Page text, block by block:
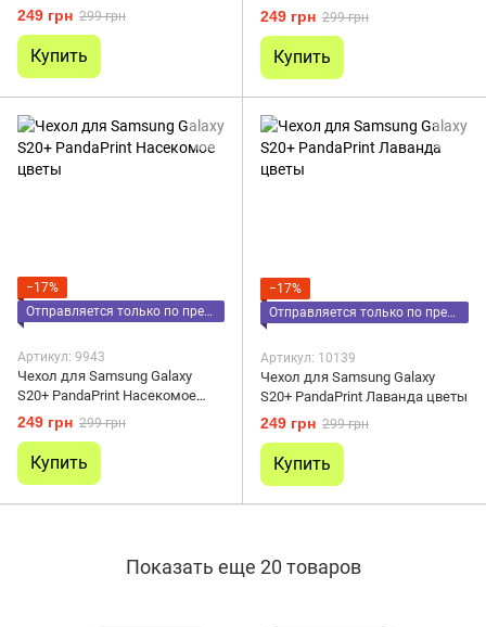
249 грн 299 грн
Купить
лист цветы
249 грн 299 грн
Купить
−17%
Отправляется только по предоплате
Артикул: 9943
Чехол для Samsung Galaxy
S20+ PandaPrint Насекомое
цветы
249 грн 299 грн
Купить
−17%
Отправляется только по предоплате
Артикул: 10139
Чехол для Samsung Galaxy
S20+ PandaPrint Лаванда цветы
249 грн 299 грн
Купить
Показать еще 20 товаров